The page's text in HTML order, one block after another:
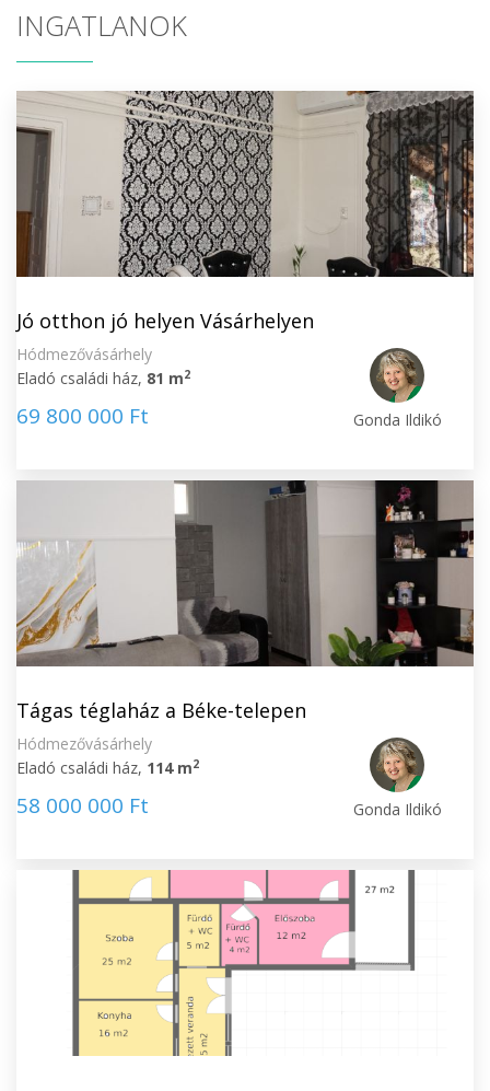
INGATLANOK
Jó otthon jó helyen Vásárhelyen
Hódmezővásárhely
Eladó családi ház, 81 m2
69 800 000 Ft Gonda Ildikó
Tágas téglaház a Béke-telepen
Hódmezővásárhely
Eladó családi ház, 114 m2
58 000 000 Ft Gonda Ildikó